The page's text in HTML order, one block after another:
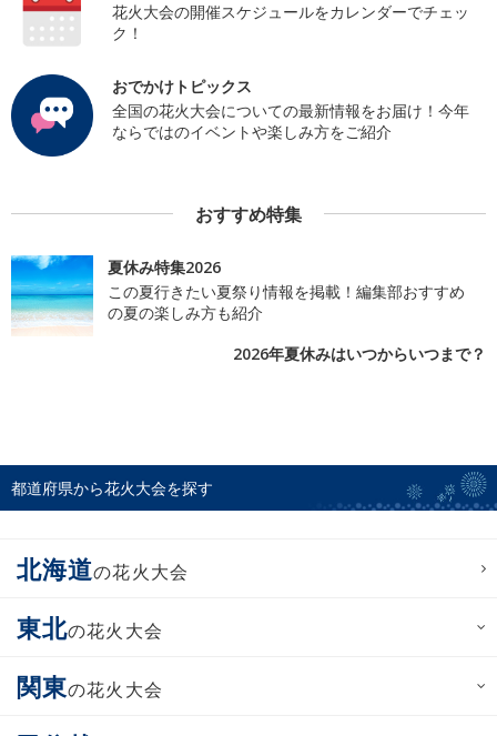
花火大会の開催スケジュールをカレンダーでチェッ
ク！
おでかけトピックス
全国の花火大会についての最新情報をお届け！今年
ならではのイベントや楽しみ方をご紹介
おすすめ特集
夏休み特集2026
この夏行きたい夏祭り情報を掲載！編集部おすすめ
の夏の楽しみ方も紹介
2026年夏休みはいつからいつまで？
都道府県から花火大会を探す
北海道の花火大会
東北の花火大会
関東の花火大会